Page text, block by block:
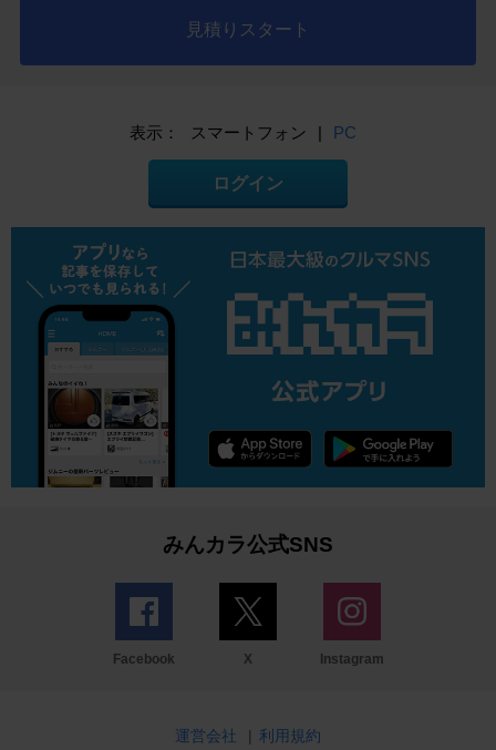
見積りスタート
表示： スマートフォン | PC
ログイン
みんカラ公式SNS
Facebook X Instagram
運営会社 | 利用規約